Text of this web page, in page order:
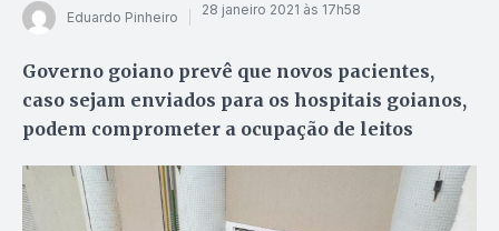
Eduardo Pinheiro 28 janeiro 2021 às 17h58
Governo goiano prevê que novos pacientes,
caso sejam enviados para os hospitais goianos,
podem comprometer a ocupação de leitos